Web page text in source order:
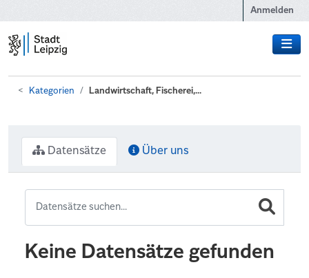
Anmelden
Kategorien Landwirtschaft, Fischerei,...
Datensätze Über uns
Keine Datensätze gefunden